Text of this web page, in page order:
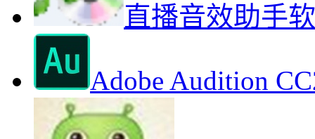
直播音效助手
Adobe Audition